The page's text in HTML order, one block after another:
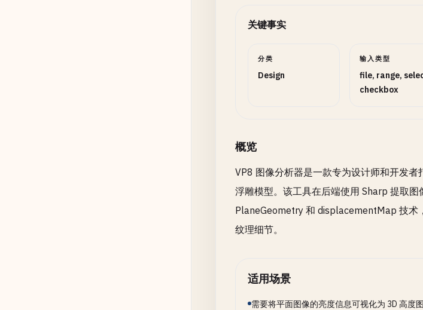
关键事实
分类
Design
输入类型
file, range,
checkbox
概览
VP8 图像分析器是一款专为设计师和开发
浮雕模型。该工具在后端使用 Sharp 提取
PlaneGeometry 和 displacementMap 技术
纹理细节。
适用场景
需要将平面图像的亮度信息可视化为 3D 高度